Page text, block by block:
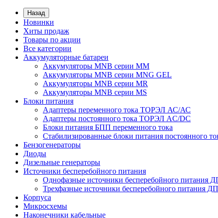
Назад
Новинки
Хиты продаж
Товары по акции
Все категории
Аккумуляторные батареи
Аккумуляторы MNB серии MM
Аккумуляторы MNB серии MNG GEL
Аккумуляторы MNB серии MR
Аккумуляторы MNB серии MS
Блоки питания
Адаптеры переменного тока ТОРЭЛ АС/АС
Адаптеры постоянного тока ТОРЭЛ AC/DC
Блоки питания БПП переменного тока
Стабилизированные блоки питания постоянного
Бензогенераторы
Диоды
Дизельные генераторы
Источники бесперебойного питания
Однофазные источники бесперебойного питания
Трехфазные источники бесперебойного питания
Корпуса
Микросхемы
Наконечники кабельные